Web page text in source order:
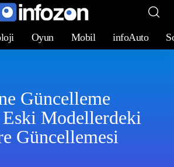
Oyun Mobil infoAuto
Güncelleme
Modellerdeki
Güncellemesi